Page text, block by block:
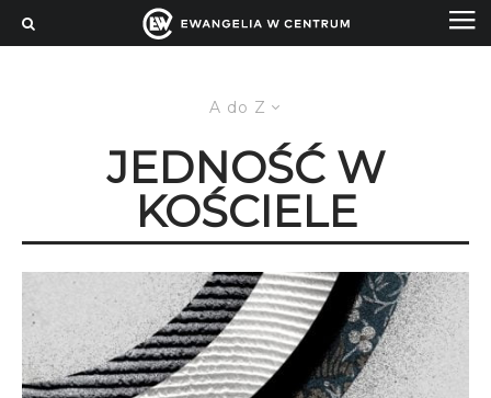
A do Z
JEDNOŚĆ W
KOŚCIELE